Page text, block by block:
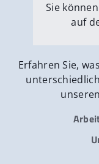
Sie
auf
Erfahren Sie,